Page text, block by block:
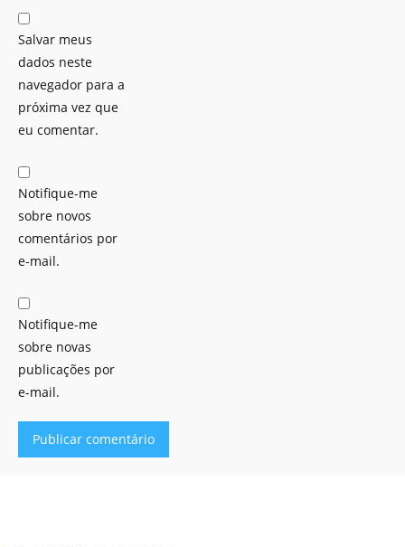
Salvar meus
dados neste
navegador para a
próxima vez que
eu comentar.
Notifique-me
sobre novos
comentários por
e-mail.
Notifique-me
sobre novas
publicações por
e-mail.